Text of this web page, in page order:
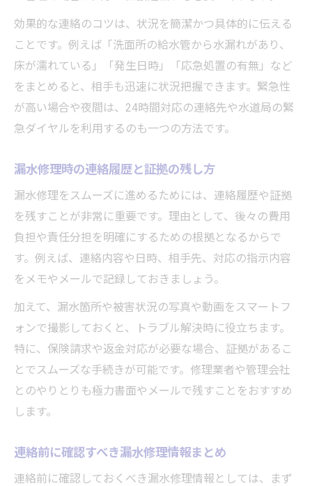
効果的な連絡のコツは、状況を簡潔かつ具体的に伝える
ことです。例えば「洗面所の給水管から水漏れがあり、
床が濡れている」「発生日時」「応急処置の有無」など
をまとめると、相手も迅速に状況把握できます。緊急性
が高い場合や夜間は、24時間対応の連絡先や水道局の緊
急ダイヤルを利用するのも一つの方法です。
漏水修理時の連絡履歴と証拠の残し方
漏水修理をスムーズに進めるためには、連絡履歴や証拠
を残すことが非常に重要です。理由として、後々の費用
負担や責任分担を明確にするための根拠となるからで
す。例えば、連絡内容や日時、相手先、対応の指示内容
をメモやメールで記録しておきましょう。
加えて、漏水箇所や被害状況の写真や動画をスマートフ
ォンで撮影しておくと、トラブル解決時に役立ちます。
特に、保険請求や返金対応が必要な場合、証拠があるこ
とでスムーズな手続きが可能です。修理業者や管理会社
とのやりとりも極力書面やメールで残すことをおすすめ
します。
連絡前に確認すべき漏水修理情報まとめ
連絡前に確認しておくべき漏水修理情報としては、まず